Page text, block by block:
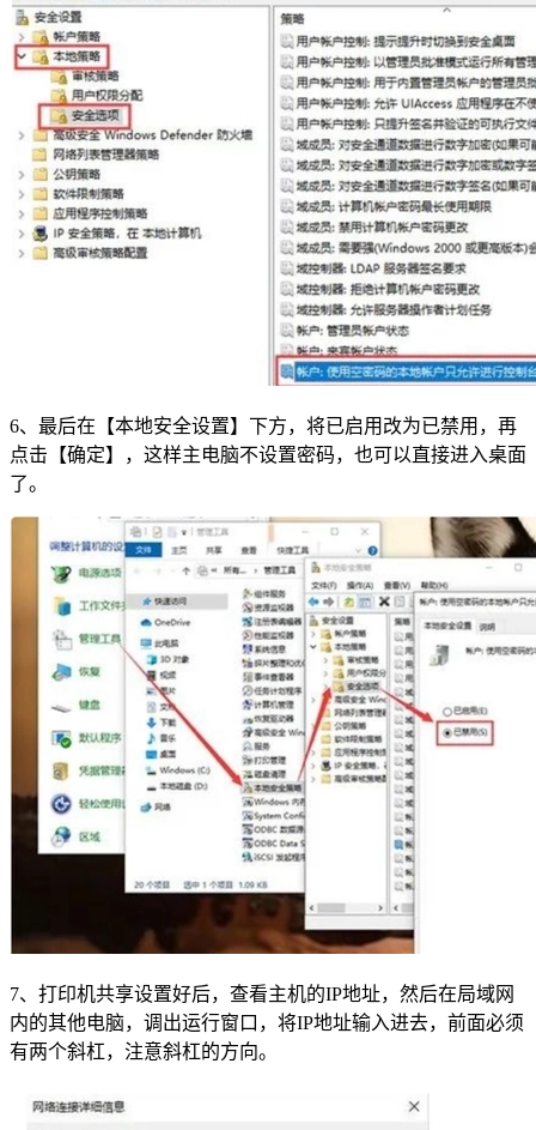
6、最后在【本地安全设置】下方，将已启用改为已禁用，再
点击【确定】，这样主电脑不设置密码，也可以直接进入桌面
了。
7、打印机共享设置好后，查看主机的IP地址，然后在局域网
内的其他电脑，调出运行窗口，将IP地址输入进去，前面必须
有两个斜杠，注意斜杠的方向。